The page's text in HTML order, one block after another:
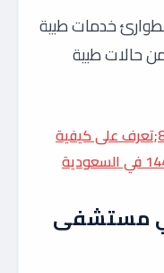
خدمات طبية
حالات طبية
عن طريق ناجز &#8230;تعرف على كيفية
مستشفى